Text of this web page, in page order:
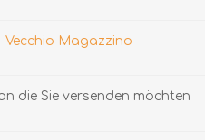
Vecchio Magazzino
die Sie versenden möchten